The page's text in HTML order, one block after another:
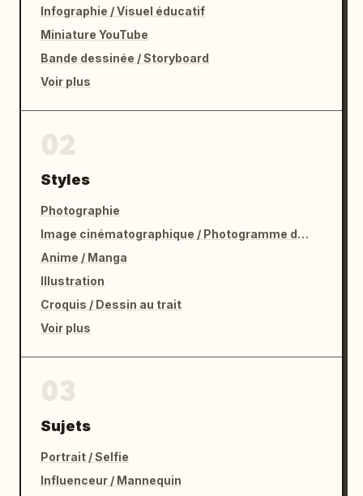
Infographie / Visuel éducatif
Miniature YouTube
Bande dessinée / Storyboard
Voir plus
Styles
Photographie
Image cinématographique / Photogramme de film
Anime / Manga
Illustration
Croquis / Dessin au trait
Voir plus
Sujets
Portrait / Selfie
Influenceur / Mannequin